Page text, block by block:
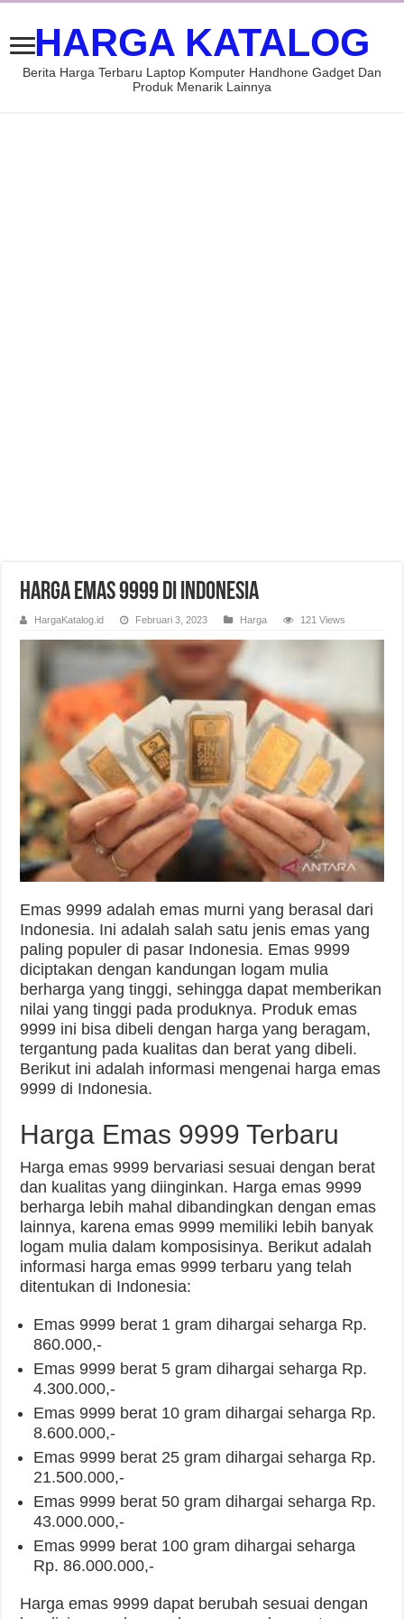
HARGA KATALOG
Berita Harga Terbaru Laptop Komputer Handhone Gadget Dan
Produk Menarik Lainnya
Harga Emas 9999 di Indonesia
HargaKatalog.id Februari 3, 2023 Harga 121 Views
Emas 9999 adalah emas murni yang berasal dari
Indonesia. Ini adalah salah satu jenis emas yang
paling populer di pasar Indonesia. Emas 9999
diciptakan dengan kandungan logam mulia
berharga yang tinggi, sehingga dapat memberikan
nilai yang tinggi pada produknya. Produk emas
9999 ini bisa dibeli dengan harga yang beragam,
tergantung pada kualitas dan berat yang dibeli.
Berikut ini adalah informasi mengenai harga emas
9999 di Indonesia.
Harga Emas 9999 Terbaru
Harga emas 9999 bervariasi sesuai dengan berat
dan kualitas yang diinginkan. Harga emas 9999
berharga lebih mahal dibandingkan dengan emas
lainnya, karena emas 9999 memiliki lebih banyak
logam mulia dalam komposisinya. Berikut adalah
informasi harga emas 9999 terbaru yang telah
ditentukan di Indonesia:
Emas 9999 berat 1 gram dihargai seharga Rp.
860.000,-
Emas 9999 berat 5 gram dihargai seharga Rp.
4.300.000,-
Emas 9999 berat 10 gram dihargai seharga Rp.
8.600.000,-
Emas 9999 berat 25 gram dihargai seharga Rp.
21.500.000,-
Emas 9999 berat 50 gram dihargai seharga Rp.
43.000.000,-
Emas 9999 berat 100 gram dihargai seharga
Rp. 86.000.000,-
Harga emas 9999 dapat berubah sesuai dengan